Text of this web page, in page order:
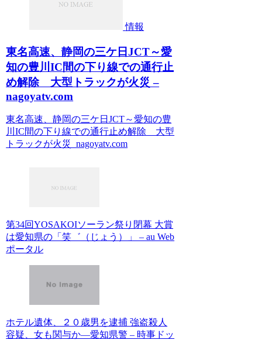
情報
東名高速、静岡の三ケ日JCT～愛
知の豊川IC間の下り線での通行止
め解除 大型トラックが火災 –
nagoyatv.com
東名高速、静岡の三ケ日JCT～愛知の豊
川IC間の下り線での通行止め解除 大型
トラックが火災 nagoyatv.com
第34回YOSAKOIソーラン祭り閉幕 大賞
は愛知県の「笑゛（じょう）」 – au Web
ポータル
ホテル遺体、２０歳男を逮捕 強盗殺人
容疑、女も関与か―愛知県警 – 時事ドッ